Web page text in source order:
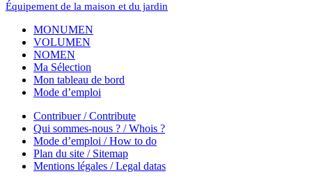
Équipement de la maison et du jardin
MONUMEN
VOLUMEN
NOMEN
Ma Sélection
Mon tableau de bord
Mode d’emploi
Contribuer / Contribute
Qui sommes-nous ? / Whois ?
Mode d’emploi / How to do
Plan du site / Sitemap
Mentions légales / Legal datas